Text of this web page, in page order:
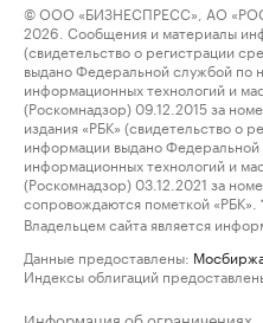
© ООО «БИЗНЕСПРЕСС», АО
2026. Сообщения и материалы
(свидетельство о регистрации
выдано Федеральной службой по
информационных технологий и
(Роскомнадзор) 09.12.2015 за
издания «РБК» (свидетельство о
информации выдано Федеральной
информационных технологий и
(Роскомнадзор) 03.12.2021 за
сопровождаются пометкой «РБК».
Владельцем сайта является
Данные предоставлены:
Индексы облигаций